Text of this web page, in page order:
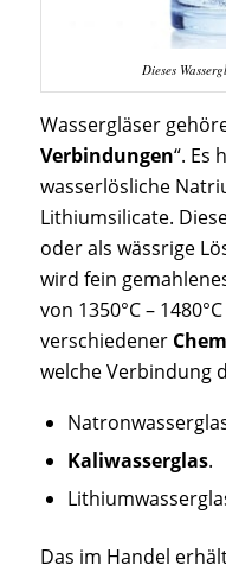
Dieses
Wassergläser
Verbindungen“. Es
wasserlösliche
Lithiumsilicate.
oder als wässrige
wird fein
von 1350°C –
verschiedener
welche Verbindung
Kaliwasserglas.
Das im Handel